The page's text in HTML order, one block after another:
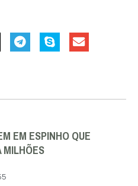
EM ESPINHO QUE